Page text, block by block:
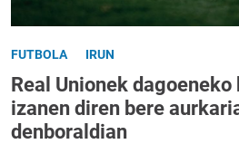
FUTBOLA IRUN
Real Unionek
izanen diren bere
denboraldian